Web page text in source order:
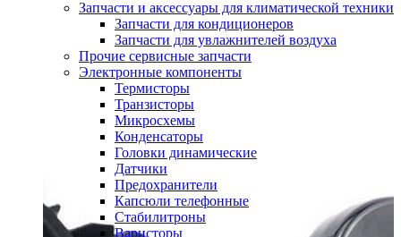
Запчасти и аксессуары для климатической техники
Запчасти для кондиционеров
Запчасти для увлажнителей воздуха
Прочие сервисные запчасти
Электронные компоненты
Термисторы
Транзисторы
Микросхемы
Конденсаторы
Головки динамические
Датчики
Предохранители
Капсюли телефонные
Стабилитроны
Варисторы